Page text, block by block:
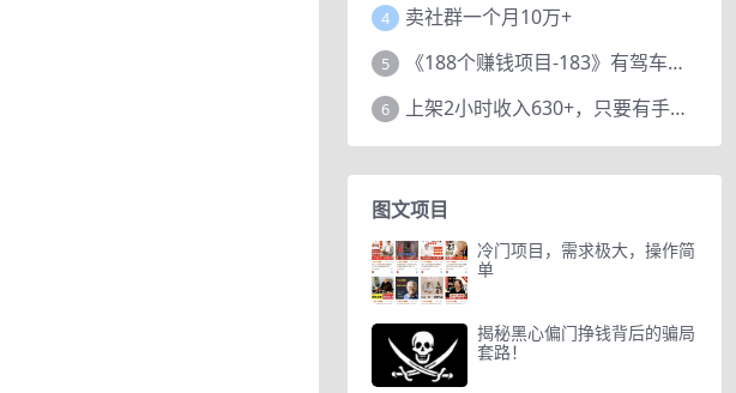
4 卖社群一个月10万+
5 《188个赚钱项目-183》有驾车评项目，动动小手，复制粘贴赚44元！
6 上架2小时收入630+，只要有手就能做的AI搞钱项目，奶奶看完都能学会!
图文项目
冷门项目，需求极大，操作简
单
揭秘黑心偏门挣钱背后的骗局
套路！